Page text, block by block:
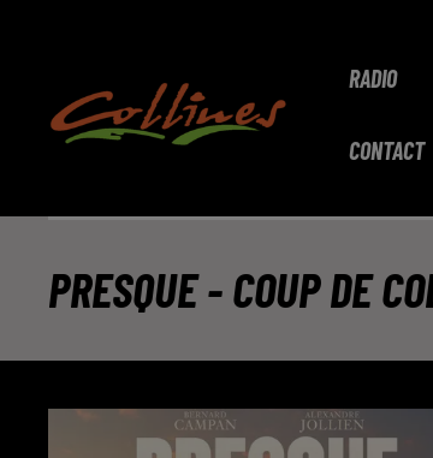
RADIO
CONTACT
PRESQUE - COUP DE